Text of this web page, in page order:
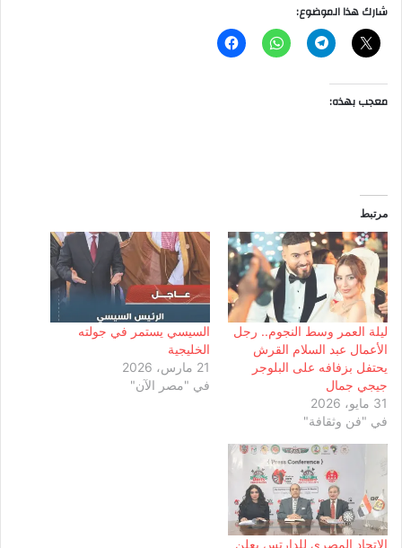
شارك هذا الموضوع:
معجب بهذه:
مرتبط
ليلة العمر وسط النجوم.. رجل
الأعمال عبد السلام القرش
يحتفل بزفافه على البلوجر
جيجي جمال
31 مايو، 2026
في "فن وثقافة"
السيسي يستمر في جولته
الخليجية
21 مارس، 2026
في "مصر الآن"
الاتحاد المصرى للدارتس يعلن